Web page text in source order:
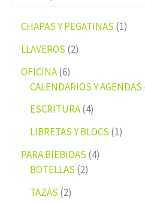
CHAPAS Y PEGATINAS 1
LLAVEROS 2
OFICINA 6
CALENDARIOS Y AGENDAS
ESCRITURA 4
LIBRETAS Y BLOCS 1
PARA BIEBIDAS 4
BOTELLAS 2
TAZAS 2